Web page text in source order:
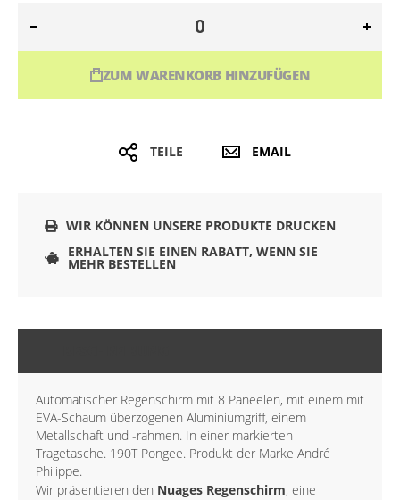
ZUM WARENKORB HINZUFÜGEN
TEILE EMAIL
WIR KÖNNEN UNSERE PRODUKTE DRUCKEN
ERHALTEN SIE EINEN RABATT, WENN SIE
MEHR BESTELLEN
Automatischer Regenschirm mit 8 Paneelen, mit einem mit
EVA-Schaum überzogenen Aluminiumgriff, einem
Metallschaft und -rahmen. In einer markierten
Tragetasche. 190T Pongee. Produkt der Marke André
Philippe.
Wir präsentieren den Nuages Regenschirm, eine